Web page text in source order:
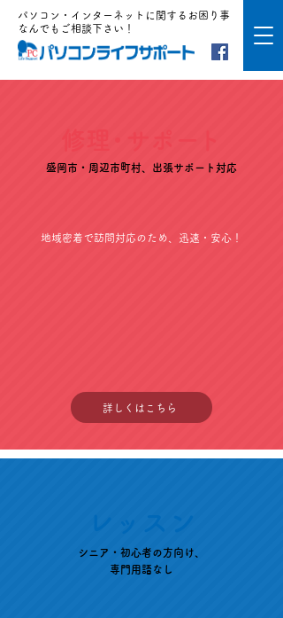
パソコン・インターネットに関するお困り事
なんでもご相談下さい！
盛岡市・周辺市町村、出張サポート対応
地域密着で訪問対応のため、迅速・安心！
詳しくはこちら
シニア・初心者の方向け、
専門用語なし